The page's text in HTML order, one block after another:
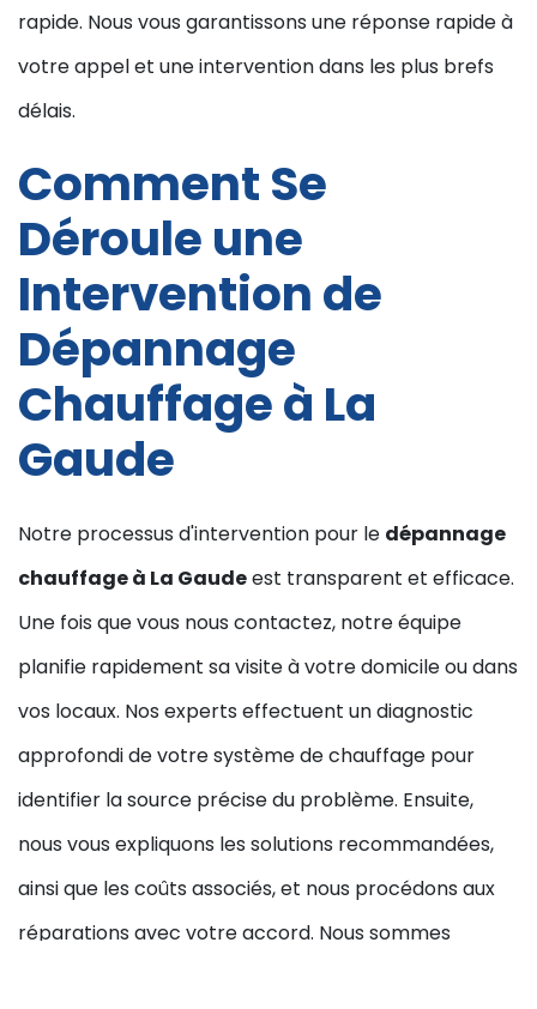
rapide. Nous vous garantissons une réponse rapide à
votre appel et une intervention dans les plus brefs
délais.
Comment Se
Déroule une
Intervention de
Dépannage
Chauffage à La
Gaude
Notre processus d'intervention pour le dépannage
chauffage à La Gaudeest transparent et efficace.
Une fois que vous nous contactez, notre équipe
planifie rapidement sa visite à votre domicile ou dans
vos locaux. Nos experts effectuent un diagnostic
approfondi de votre système de chauffage pour
identifier la source précise du problème. Ensuite,
nous vous expliquons les solutions recommandées,
ainsi que les coûts associés, et nous procédons aux
réparations avec votre accord. Nous sommes